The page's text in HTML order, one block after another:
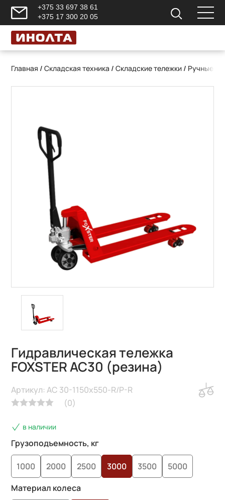
+375 33 697 38 61
+375 17 300 20 05
Главная /Складская техника /Складские тележки / Ручные
Гидравлическая тележка
FOXSTER AC30 (резина)
(0)
Артикул: AC 30-1150x550-R/P-R
в наличии
Грузоподъемность, кг
1000 2000 2500 3000 3500
5000
Материал колеса